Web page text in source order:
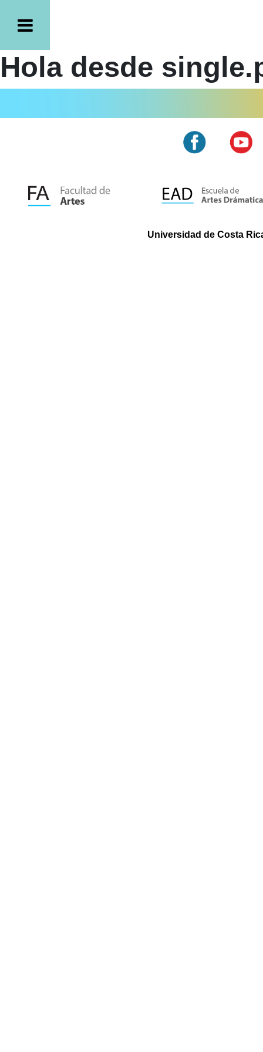
Hola desde
Universidad de Costa